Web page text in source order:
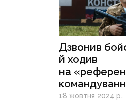
Дзвонив
й ходив
на
призначило
18 жовтня 2024 р.,